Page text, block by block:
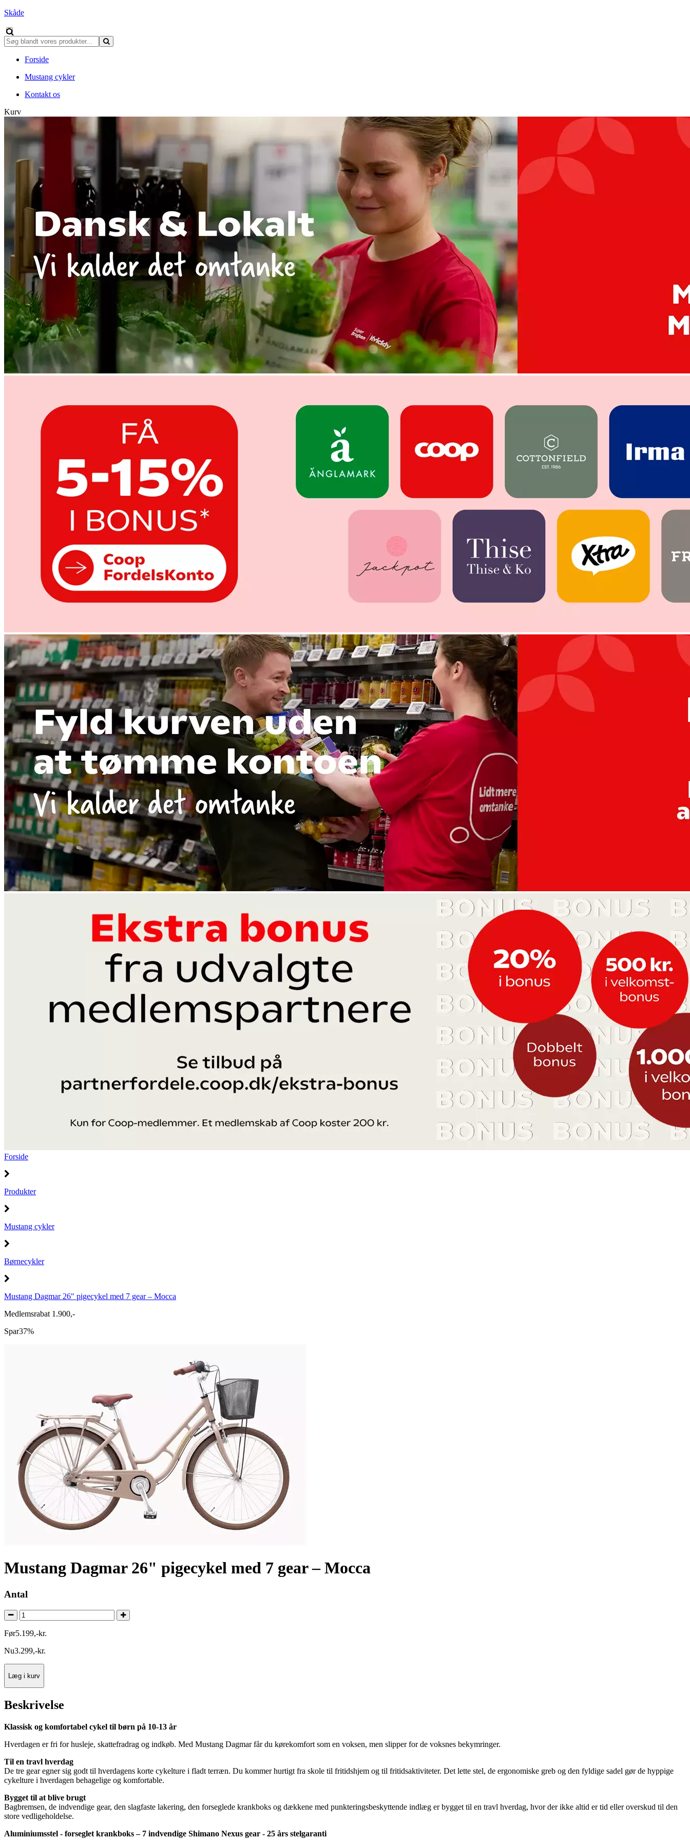
Skåde
Forside
Mustang cykler
Kontakt os
Kurv
Forside
Produkter
Mustang cykler
Børnecykler
Mustang Dagmar 26" pigecykel med 7 gear – Mocca
Medlemsrabat 1.900,-
Spar37%
Mustang Dagmar 26" pigecykel med 7 gear – Mocca
Antal
Før5.199,-kr.
Nu3.299,-kr.
Læg i kurv
Beskrivelse
Klassisk og komfortabel cykel til børn på 10-13 år
Hverdagen er fri for husleje, skattefradrag og indkøb. Med Mustang Dagmar får du kørekomfort som en voksen, men slipper for de voksnes bekymringer.
Til en travl hverdag
De tre gear egner sig godt til hverdagens korte cykelture i fladt terræn. Du kommer hurtigt fra skole til fritidshjem og til fritidsaktiviteter. Det lette stel, de ergonomiske greb og den fyldige sadel gør de hyppige
cykelture i hverdagen behagelige og komfortable.
Bygget til at blive brugt
Bagbremsen, de indvendige gear, den slagfaste lakering, den forseglede krankboks og dækkene med punkteringsbeskyttende indlæg er bygget til en travl hverdag, hvor der ikke altid er tid eller overskud til den
store vedligeholdelse.
Aluminiumsstel - forseglet krankboks – 7 indvendige Shimano Nexus gear - 25 års stelgaranti